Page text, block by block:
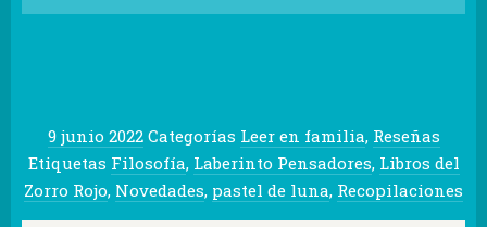
9 junio 2022 Categorías Leer en familia, Reseñas
Etiquetas Filosofía, Laberinto Pensadores, Libros del
Zorro Rojo, Novedades, pastel de luna, Recopilaciones